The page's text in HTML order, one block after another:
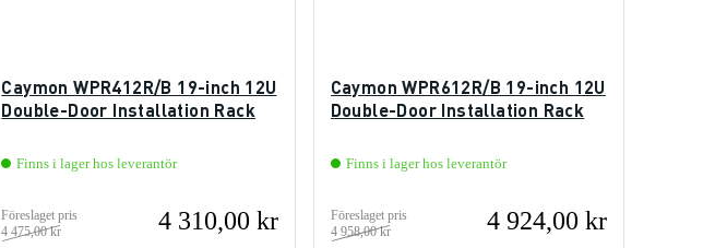
Caymon WPR412R/B 19-inch 12U
Double-Door Installation Rack
Finns i lager hos leverantör
Föreslaget pris
4 475,00 kr
4 310,00 kr
Caymon WPR612R/B 19-inch 12U
Double-Door Installation Rack
Finns i lager hos leverantör
Föreslaget pris
4 958,00 kr
4 924,00 kr